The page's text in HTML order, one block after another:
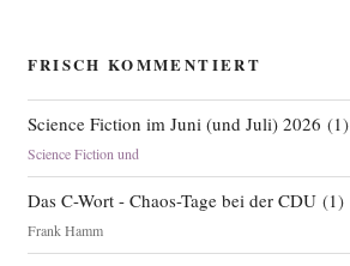
FRISCH KOMMENTIERT
Science Fiction im Juni (und Juli) 2026 (1)
Science Fiction und
Das C-Wort - Chaos-Tage bei der CDU(1)
Frank Hamm